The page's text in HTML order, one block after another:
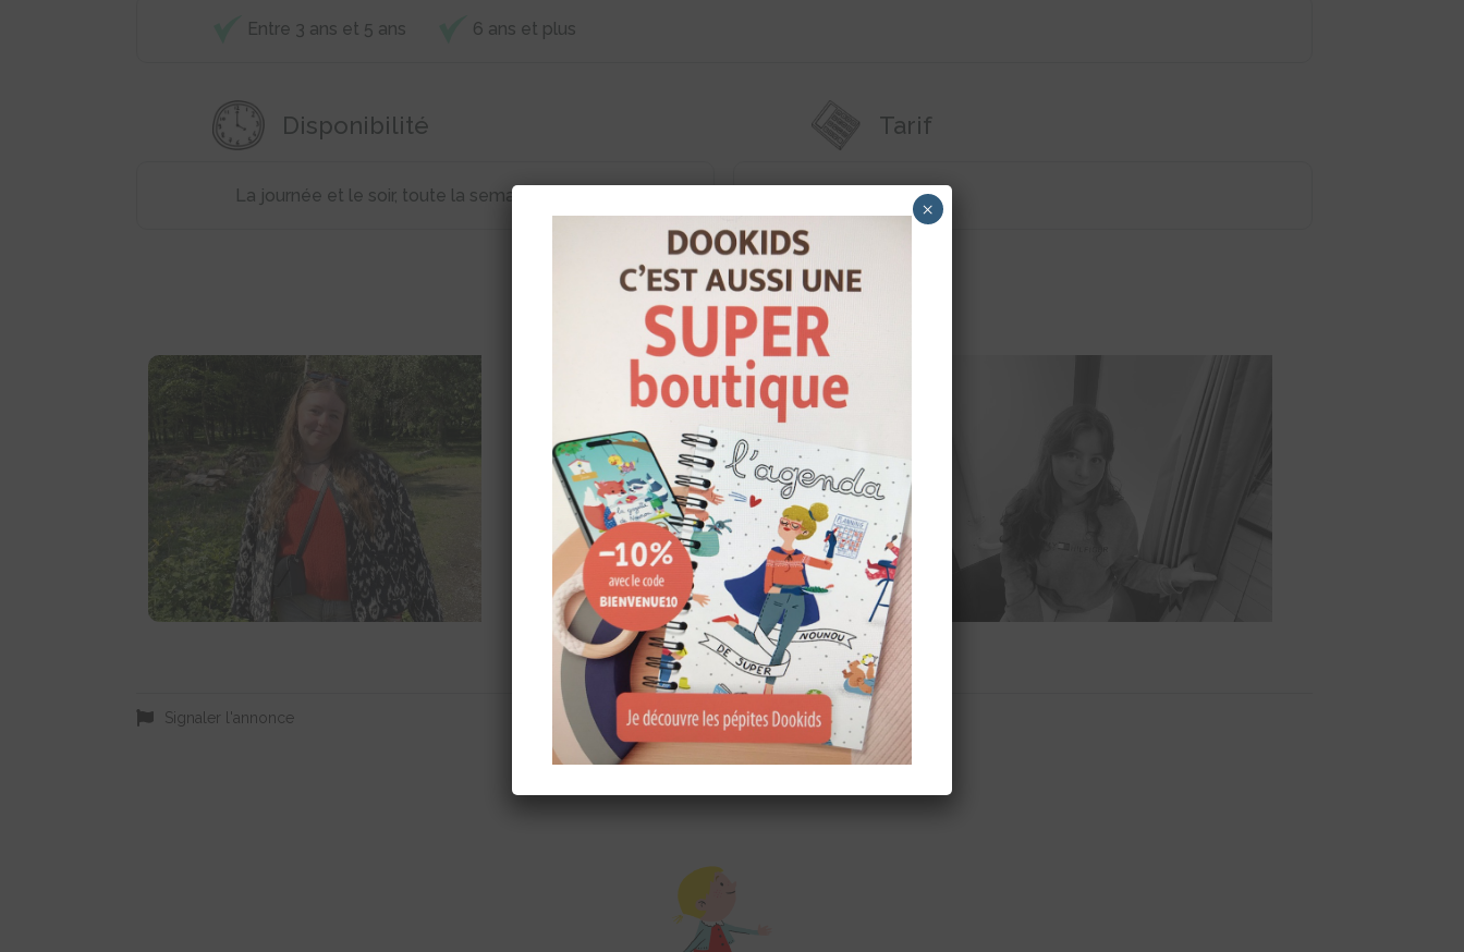
Entre 3 ans et 5 ans 6 ans et plus
Disponibilité
La journée et le soir, toute la semaine
Tarif
8 € par heure
Quelques photos
Signaler l'annonce
×